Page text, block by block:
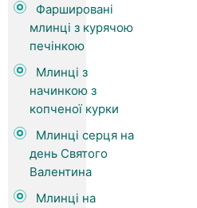
Фаршировані
млинці з курячою
печінкою
Млинці з
начинкою з
копченої курки
Млинці серця на
день Святого
Валентина
Млинці на